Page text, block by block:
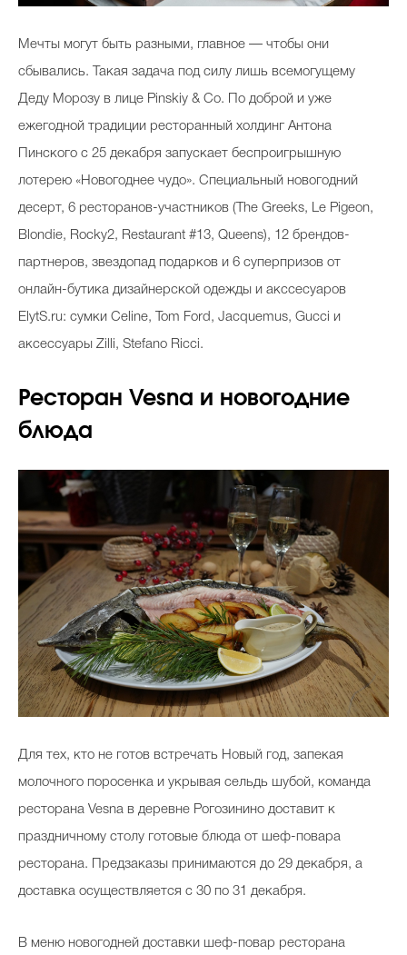
Мечты могут быть разными, главное — чтобы они
сбывались. Такая задача под силу лишь всемогущему
Деду Морозу в лице Pinskiy & Co. По доброй и уже
ежегодной традиции ресторанный холдинг Антона
Пинского с 25 декабря запускает беспроигрышную
лотерею «Новогоднее чудо». Специальный новогодний
десерт, 6 ресторанов-участников (The Greeks, Le Pigeon,
Blondie, Rocky2, Restaurant #13, Queens), 12 брендов-
партнеров, звездопад подарков и 6 суперпризов от
онлайн-бутика дизайнерской одежды и акссесуаров
ElytS.ru: сумки Celine, Tom Ford, Jacquemus, Gucci и
аксессуары Zilli, Stefano Ricci.
Ресторан Vesna и новогодние
блюда
Для тех, кто не готов встречать Новый год, запекая
молочного поросенка и укрывая сельдь шубой, команда
ресторана Vesna в деревне Рогозинино доставит к
праздничному столу готовые блюда от шеф-повара
ресторана. Предзаказы принимаются до 29 декабря, а
доставка осуществляется с 30 по 31 декабря.
В меню новогодней доставки шеф-повар ресторана